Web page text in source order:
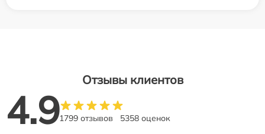
Отзывы клиентов
4.91799 отзывов 5358 оценок